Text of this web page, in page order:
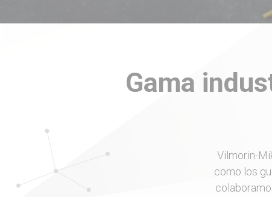
Gama
Vilmorin-
como los